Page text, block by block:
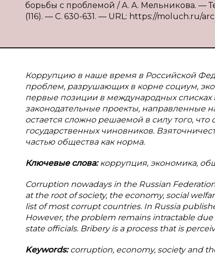
борьбы с проблемой / А. А. Мельникова. —
(116). — С. 630-631. — URL: https://moluch.ru/
Коррупцию в наше время в Российской
проблем, разрушающих в корне социум,
первые позиции в международных
законодательные проекты, направленные
остается сложно решаемой в силу того, что
государственных чиновников.
частью общества как норма.
Ключевые слова:коррупция, экономика,
Corruption nowadays in the Russian
at the root of society, the economy, social
list of most corrupt countries. In Russia
However, the problem remains intractable
state officials. Bribery is a process that is
Keywords:corruption, economy, society and